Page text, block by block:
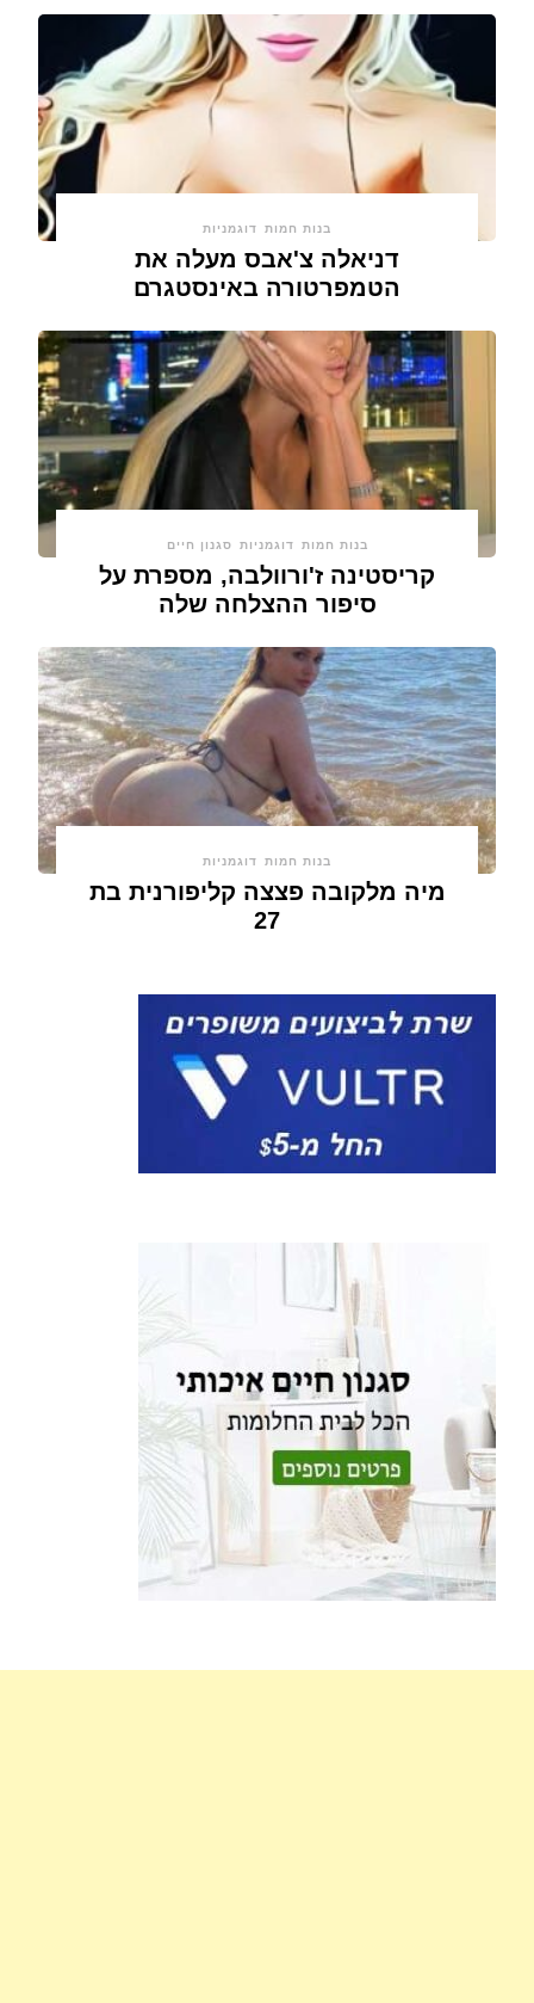
בנות חמות דוגמניות
דניאלה צ'אבס מעלה את
הטמפרטורה באינסטגרם
בנות חמות דוגמניות סגנון חיים
קריסטינה ז'ורוולבה, מספרת על
סיפור ההצלחה שלה
בנות חמות דוגמניות
מיה מלקובה פצצה קליפורנית בת
27